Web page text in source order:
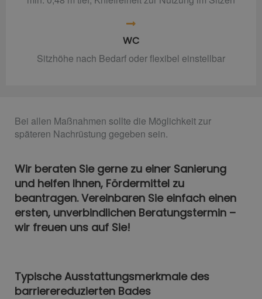
WC
Sitzhöhe nach Bedarf oder flexibel einstellbar
Bei allen Maßnahmen sollte die Möglichkeit zur
späteren Nachrüstung gegeben sein.
Wir beraten Sie gerne zu einer Sanierung
und helfen Ihnen, Fördermittel zu
beantragen. Vereinbaren Sie einfach einen
ersten, unverbindlichen Beratungstermin –
wir freuen uns auf Sie!
Typische Ausstattungsmerkmale des
barrierereduzierten Bades